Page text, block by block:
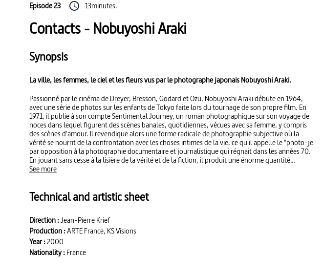
Episode 23 13minutes.
Contacts - Nobuyoshi Araki
Synopsis
La ville, les femmes, le ciel et les fleurs vus par le photographe japonais Nobuyoshi Araki.
Passionné par le cinéma de Dreyer, Bresson, Godard et Ozu, Nobuyoshi Araki débute en 1964,
avec une série de photos sur les enfants de Tokyo faite lors du tournage de son propre film. En
1971, il publie à son compte Sentimental Journey, un roman photographique sur son voyage de
noces dans lequel figurent des scènes banales, quotidiennes, vécues avec sa femme, y compris
des scènes d'amour. Il revendique alors une forme radicale de photographie subjective où la
vérité se nourrit de la confrontation avec les choses intimes de la vie, ce qu'il appelle le "photo-je"
par opposition à la photographie documentaire et journalistique qui régnait dans les années 70.
En jouant sans cesse à la lisière de la vérité et de la fiction, il produit une énorme quantité
d'images, publie une dizaine de recueils par an, organise simultanément plusieurs expositions et
See more
Technical and artistic sheet
Direction :Jean-Pierre Krief
Production :ARTE France, KS Visions
Year :2000
Nationality :France